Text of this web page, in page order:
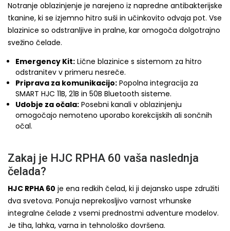
Notranje oblazinjenje je narejeno iz napredne antibakterijske
tkanine, ki se izjemno hitro suši in učinkovito odvaja pot. Vse
blazinice so odstranljive in pralne, kar omogoča dolgotrajno
svežino čelade.
Emergency Kit: Lične blazinice s sistemom za hitro
odstranitev v primeru nesreče.
Priprava za komunikacijo: Popolna integracija za
SMART HJC 11B, 21B in 50B Bluetooth sisteme.
Udobje za očala: Posebni kanali v oblazinjenju
omogočajo nemoteno uporabo korekcijskih ali sončnih
očal.
Zakaj je HJC RPHA 60 vaša naslednja
čelada?
HJC RPHA 60 je ena redkih čelad, ki ji dejansko uspe združiti
dva svetova. Ponuja neprekosljivo varnost vrhunske
integralne čelade z vsemi prednostmi adventure modelov.
Je tiha, lahka, varna in tehnološko dovršena.